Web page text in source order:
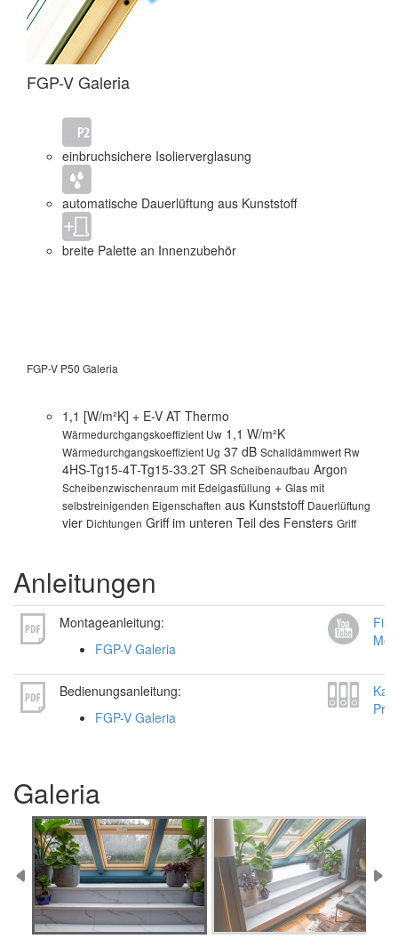
FGP-V Galeria
einbruchsichere Isolierverglasung
automatische Dauerlüftung aus Kunststoff
breite Palette an Innenzubehör
FGP-V P50 Galeria
1,1 [W/m²K] + E-V AT Thermo
Wärmedurchgangskoeffizient Uw 1,1 W/m²K
Wärmedurchgangskoeffizient Ug 37 dB Schalldämmwert Rw
4HS-Tg15-4T-Tg15-33.2T SR Scheibenaufbau Argon
Scheibenzwischenraum mit Edelgasfüllung + Glas mit
selbstreinigenden Eigenschaften aus Kunststoff Dauerlüftung
vier Dichtungen Griff im unteren Teil des Fensters Griff
Anleitungen
Montageanleitung:
FGP-V Galeria
Bedienungsanleitung:
FGP-V Galeria
Galeria